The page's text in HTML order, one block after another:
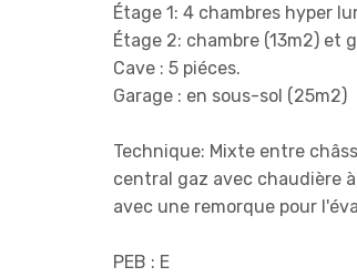
Étage 1: 4 chambres hyper
Étage 2: chambre (13m2) et
Cave : 5 piéces.
Garage : en sous-sol (25m2)
Technique: Mixte entre
central gaz avec chaudière
avec une remorque pour
PEB : E